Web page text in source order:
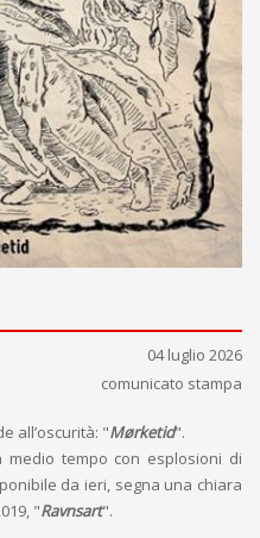
04 luglio 2026
comunicato stampa
all’oscurità: "Mørketid".
tempo con esplosioni di
da ieri, segna una chiara
"Ravnsart".